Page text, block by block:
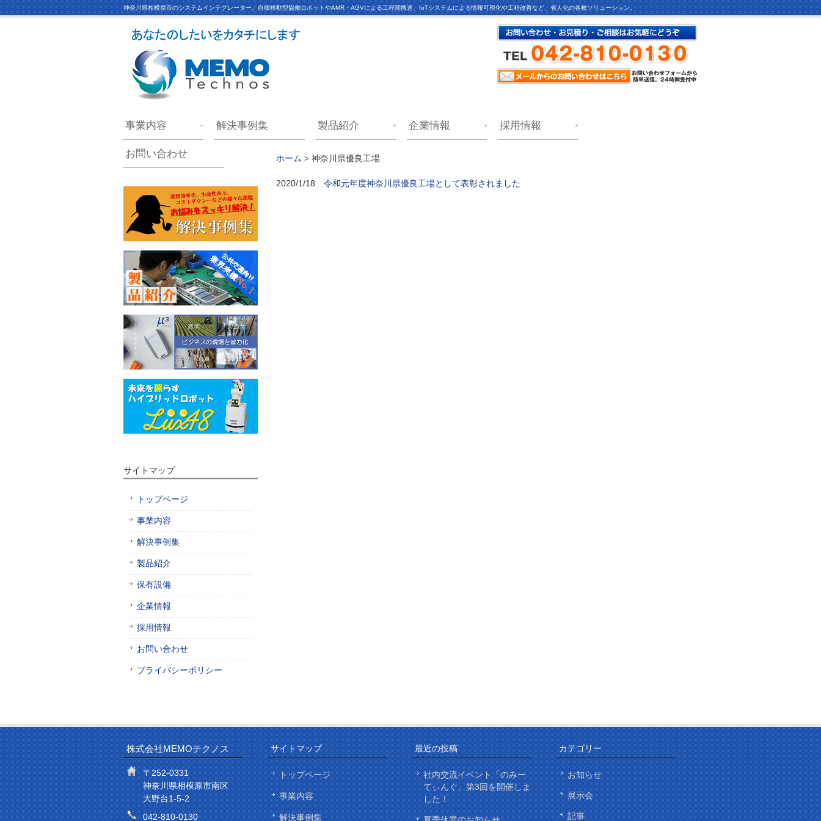
神奈川県相模原市のシステムインテグレーター。自律移動型協働ロボットやAMR・AGVによる工程間搬送、IoTシステムによる情報可視化や工程改善など、省人化の各種ソリューション。
事業内容 解決事例集 製品紹介 企業情報 採用情報
お問い合わせ ホーム > 神奈川県優良工場
2020/1/18 令和元年度神奈川県優良工場として表彰されました
サイトマップ
トップページ
事業内容
解決事例集
製品紹介
保有設備
企業情報
採用情報
お問い合わせ
プライバシーポリシー
株式会社MEMOテクノス
〒252-0331
神奈川県相模原市南区
大野台1-5-2
042-810-0130
サイトマップ
トップページ
事業内容
解決事例集
最近の投稿
社内交流イベント「のみー
てぃんぐ」第3回を開催しま
した！
カテゴリー
お知らせ
展示会
記事